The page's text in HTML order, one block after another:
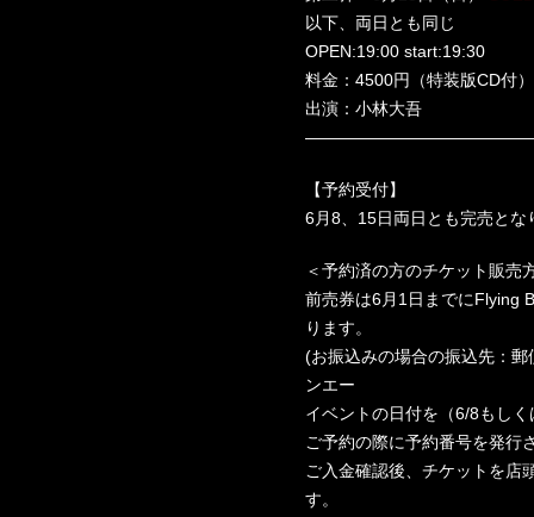
以下、両日とも同じ
OPEN:19:00 start:19:30
料金：4500円（特装版CD付
出演：小林大吾
【予約受付】
6月8、15日両日とも完売と
＜予約済の方のチケット販売
前売券は6月1日までにFlying
ります。
(お振込みの場合の振込先
ンエー
イベントの日付を（6/8もし
ご予約の際に予約番号を発行
ご入金確認後、チケットを店
す。